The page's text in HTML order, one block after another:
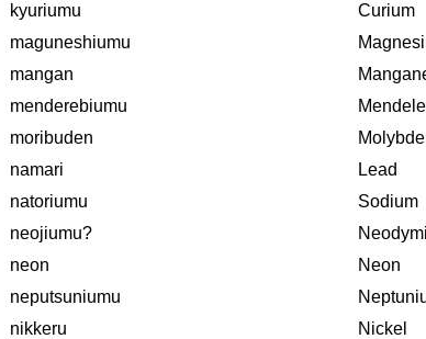
kyuriumu
Curium
maguneshiumu
mangan
menderebiumu
moribuden
namari
Lead
natoriumu
Sodium
neojiumu?
neon
Neon
neputsuniumu
nikkeru
Nickel